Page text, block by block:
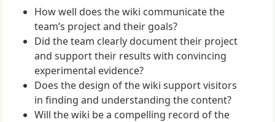
How well does the wiki communicate the
team’s project and their goals?
Did the team clearly document their project
and support their results with convincing
experimental evidence?
Does the design of the wiki support visitors
in finding and understanding the content?
Will the wiki be a compelling record of the